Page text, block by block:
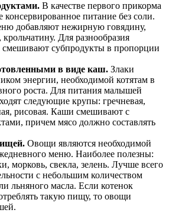
В качестве первого прикорма
консервированное питание без соли.
добавляют нежирную говядину,
Для разнообразия
смешивают субпродукты в пропорции
в виде каш. Злаки
энергии, необходимой котятам в
роста. Для питания малышей
следующие крупы: гречневая,
рисовая. Каши смешивают с
причем мясо должно составлять
Овощи являются необходимой
меню. Наиболее полезны:
морковь, свекла, зелень. Лучше всего
с небольшим количеством
льняного масла. Если котенок
такую пищу, то овощи